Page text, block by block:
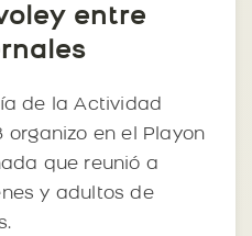
entre
de la Actividad
organizo en el Playon
que reunió a
y adultos de